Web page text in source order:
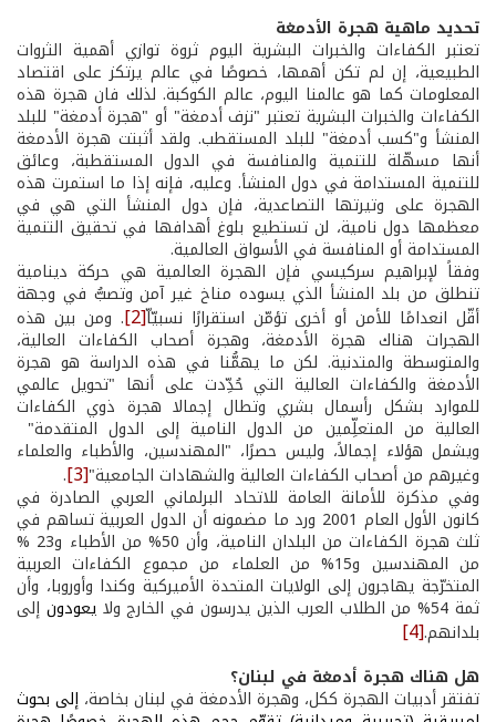
تحديد ماهية هجرة الأدمغة
تعتبر الكفاءات والخبرات البشرية اليوم ثروة توازي أهمية الثروات
الطبيعية، إن لم تكن أهمها، خصوصًا في عالم يرتكز على اقتصاد
المعلومات كما هو عالمنا اليوم، عالم الكوكبة. لذلك فان هجرة هذه
الكفاءات والخبرات البشرية تعتبر "نزف أدمغة" أو "هجرة أدمغة" للبلد
المنشأ و"كسب أدمغة" للبلد المستقطب. ولقد أثبتت هجرة الأدمغة
أنها مسهّلة للتنمية والمنافسة في الدول المستقطبة، وعائق
للتنمية المستدامة في دول المنشأ. وعليه، فإنه إذا ما استمرت هذه
الهجرة على وتيرتها التصاعدية، فإن دول المنشأ التي هي في
معظمها دول نامية، لن تستطيع بلوغ أهدافها في تحقيق التنمية
المستدامة أو المنافسة في الأسواق العالمية.
وفقاً لإبراهيم سركيسي فإن الهجرة العالمية هي حركة دينامية
تنطلق من بلد المنشأ الذي يسوده مناخ غير آمن وتصبُّ في وجهة
أقّل انعدامًا للأمن أو أخرى تؤمّن استقرارًا نسبيّاّ[2] . ومن بين هذه
الهجرات هناك هجرة الأدمغة، وهجرة أصحاب الكفاءات العالية،
والمتوسطة والمتدنية. لكن ما يهمُّنا في هذه الدراسة هو هجرة
الأدمغة والكفاءات العالية التي حُدِّدت على أنها "تحويل عالمي
للموارد بشكل رأسمال بشري وتطال إجمالا هجرة ذوي الكفاءات
العالية من المتعلِّمين من الدول النامية إلى الدول المتقدمة"
ويشمل هؤلاء إجمالاً، وليس حصرًا، "المهندسين، والأطباء والعلماء
وغيرهم من أصحاب الكفاءات العالية والشهادات الجامعية"[3]
.
وفي مذكرة للأمانة العامة للاتحاد البرلماني العربي الصادرة في
كانون الأول العام 2001 ورد ما مضمونه أن الدول العربية تساهم في
ثلث هجرة الكفاءات من البلدان النامية، وأن 50% من الأطباء و23 %
من المهندسين و15% من العلماء من مجموع الكفاءات العربية
المتخرّجة يهاجرون إلى الولايات المتحدة الأميركية وكندا وأوروبا، وأن
ثمة 54% من الطلاب العرب الذين يدرسون في الخارج ولا يعودون إلى
بلدانهم.[4]
هل هناك هجرة أدمغة في لبنان؟
تفتقر أدبيات الهجرة ككل، وهجرة الأدمغة في لبنان بخاصة، إلى بحوث